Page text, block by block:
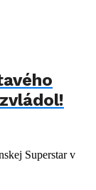
Superstar v